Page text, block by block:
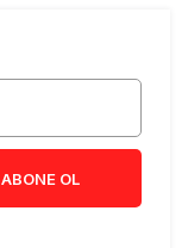
ABONE OL